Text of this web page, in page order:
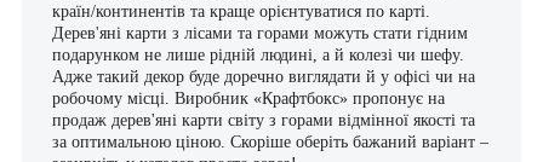
країн/континентів та краще орієнтуватися по карті.
Дерев'яні карти з лісами та горами можуть стати гідним
подарунком не лише рідній людині, а й колезі чи шефу.
Адже такий декор буде доречно виглядати й у офісі чи на
робочому місці. Виробник «Крафтбокс» пропонує на
продаж дерев'яні карти світу з горами відмінної якості та
за оптимальною ціною. Скоріше оберіть бажаний варіант –